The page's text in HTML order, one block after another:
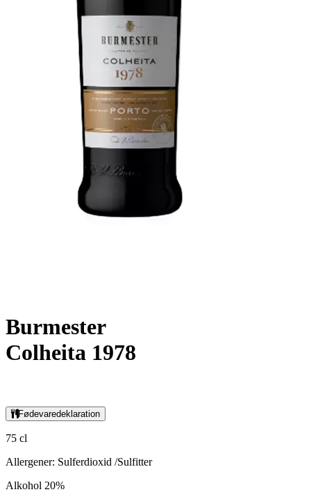
Burmester
Colheita 1978
Fødevaredeklaration
75 cl
Allergener: Sulferdioxid /Sulfitter
Alkohol 20%